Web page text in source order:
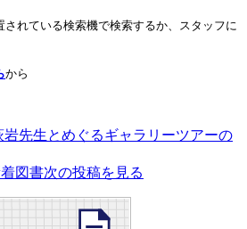
れている検索機で検索するか、スタッフに
から
岩先生とめぐるギャラリーツアーの
着図書次の投稿を見る